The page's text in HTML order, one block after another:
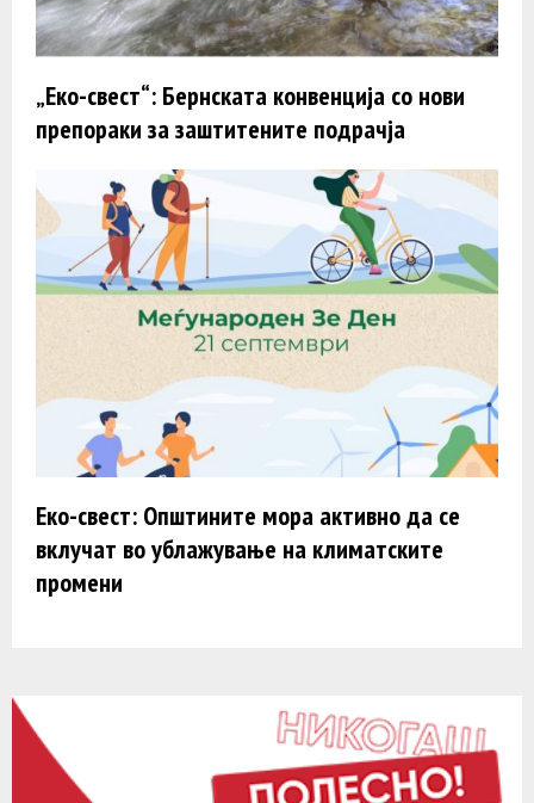
„Еко-свест“: Бернската конвенција со нови
препораки за заштитените подрачја
Еко-свест: Општините мора активно да се
вклучат во ублажување на климатските
промени